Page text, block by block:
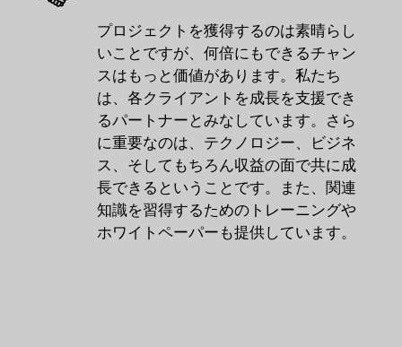
プロジェクトを獲得するのは素晴らし
いことですが、何倍にもできるチャン
スはもっと価値があります。私たち
は、各クライアントを成長を支援でき
るパートナーとみなしています。さら
に重要なのは、テクノロジー、ビジネ
ス、そしてもちろん収益の面で共に成
長できるということです。また、関連
知識を習得するためのトレーニングや
ホワイトペーパーも提供しています。